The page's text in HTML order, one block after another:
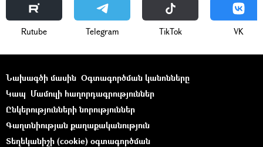
Rutube Telegram ТikТоk VK
Նախագծի մասին Օգտագործման կանոնները
Կապ Մամուլի հաղորդագրություններ
Ընկերությունների նորություններ
Գաղտնիության քաղաքականություն
Տեղեկանիշի (cookie) օգտագործման